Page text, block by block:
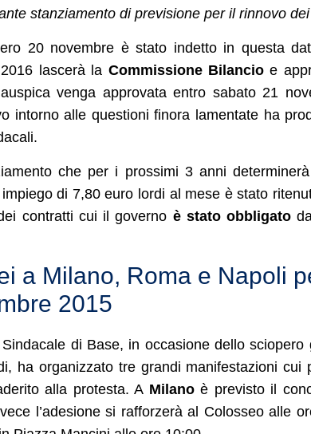
stanziamento di previsione per il rinnovo
20 novembre è stato indetto in questa
lascerà la Commissione Bilancio e
auspica venga approvata entro sabato 21
intorno alle questioni finora lamentate ha
che per i prossimi 3 anni
di 7,80 euro lordi al mese è stato
contratti cui il governo è stato obbligato
a Milano, Roma e Napoli
2015
Sindacale di Base, in occasione dello
ha organizzato tre grandi manifestazioni
alla protesta. A Milanoè previsto il
l’adesione si rafforzerà al Colosseo alle